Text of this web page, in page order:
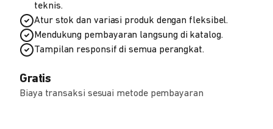
teknis.
Atur stok dan variasi produk dengan fleksibel.
Mendukung pembayaran langsung di katalog.
Tampilan responsif di semua perangkat.
Gratis
Biaya transaksi sesuai metode pembayaran